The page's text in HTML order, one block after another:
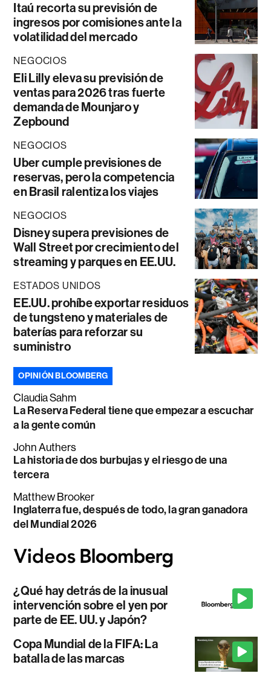
Itaú recorta su previsión de
ingresos por comisiones ante la
volatilidad del mercado
NEGOCIOS
Eli Lilly eleva su previsión de
ventas para 2026 tras fuerte
demanda de Mounjaro y
Zepbound
NEGOCIOS
Uber cumple previsiones de
reservas, pero la competencia
en Brasil ralentiza los viajes
NEGOCIOS
Disney supera previsiones de
Wall Street por crecimiento del
streaming y parques en EE.UU.
ESTADOS UNIDOS
EE.UU. prohíbe exportar residuos
de tungsteno y materiales de
baterías para reforzar su
suministro
OPINIÓN BLOOMBERG
Claudia Sahm
La Reserva Federal tiene que empezar a escuchar
a la gente común
John Authers
La historia de dos burbujas y el riesgo de una
tercera
Matthew Brooker
Inglaterra fue, después de todo, la gran ganadora
del Mundial 2026
¿Qué hay detrás de la inusual
intervención sobre el yen por
parte de EE. UU. y Japón?
Copa Mundial de la FIFA: La
batalla de las marcas